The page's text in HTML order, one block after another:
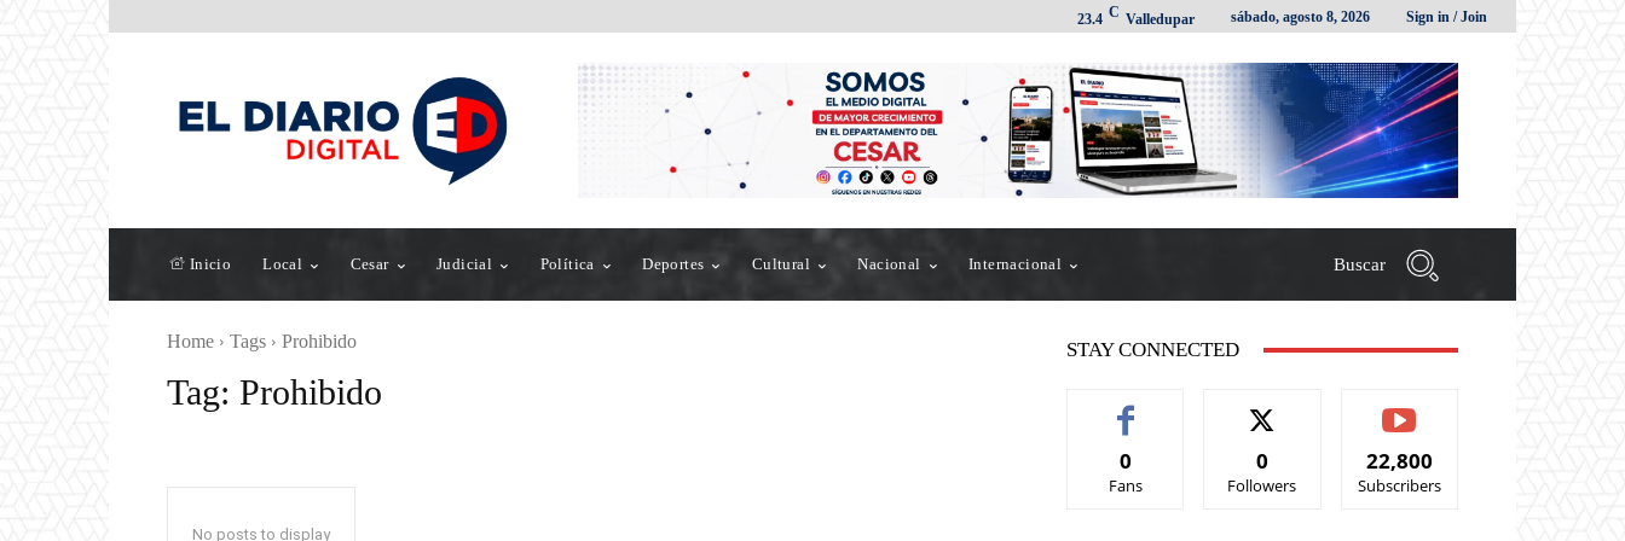
23.4 C Valledupar sábado, agosto 8, 2026 Sign in / Join
Inicio Local Cesar Judicial Política Deportes Cultural Nacional Internacional Buscar
Home Tags Prohibido
Tag: Prohibido
No posts to display
STAY CONNECTED
0
Fans
0
Followers
22,800
Subscribers